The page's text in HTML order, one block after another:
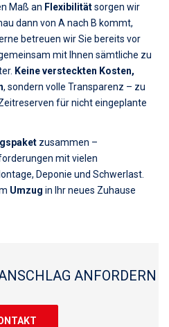
Maß an Flexibilitätsorgen wir
dann von A nach B kommt,
betreuen wir Sie bereits vor
mit Ihnen sämtliche zu
Keine versteckten Kosten,
, sondern volle Transparenz – zu
für nicht eingeplante
zusammen –
mit vielen
Deponie und Schwerlast.
Umzug in Ihr neues Zuhause
ANFORDERN